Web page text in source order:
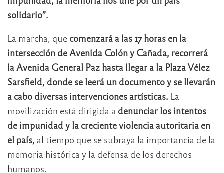
solidario”.
La marcha, que comenzará a las 17 horas en la
intersección de Avenida Colón y Cañada, recorrerá
la Avenida General Paz hasta llegar a la Plaza Vélez
Sarsfield, donde se leerá un documento y se llevarán
a cabo diversas intervenciones artísticas. La
movilización está dirigida a denunciar los intentos
de impunidad y la creciente violencia autoritaria en
el país, al tiempo que se subraya la importancia de la
memoria histórica y la defensa de los derechos
humanos.